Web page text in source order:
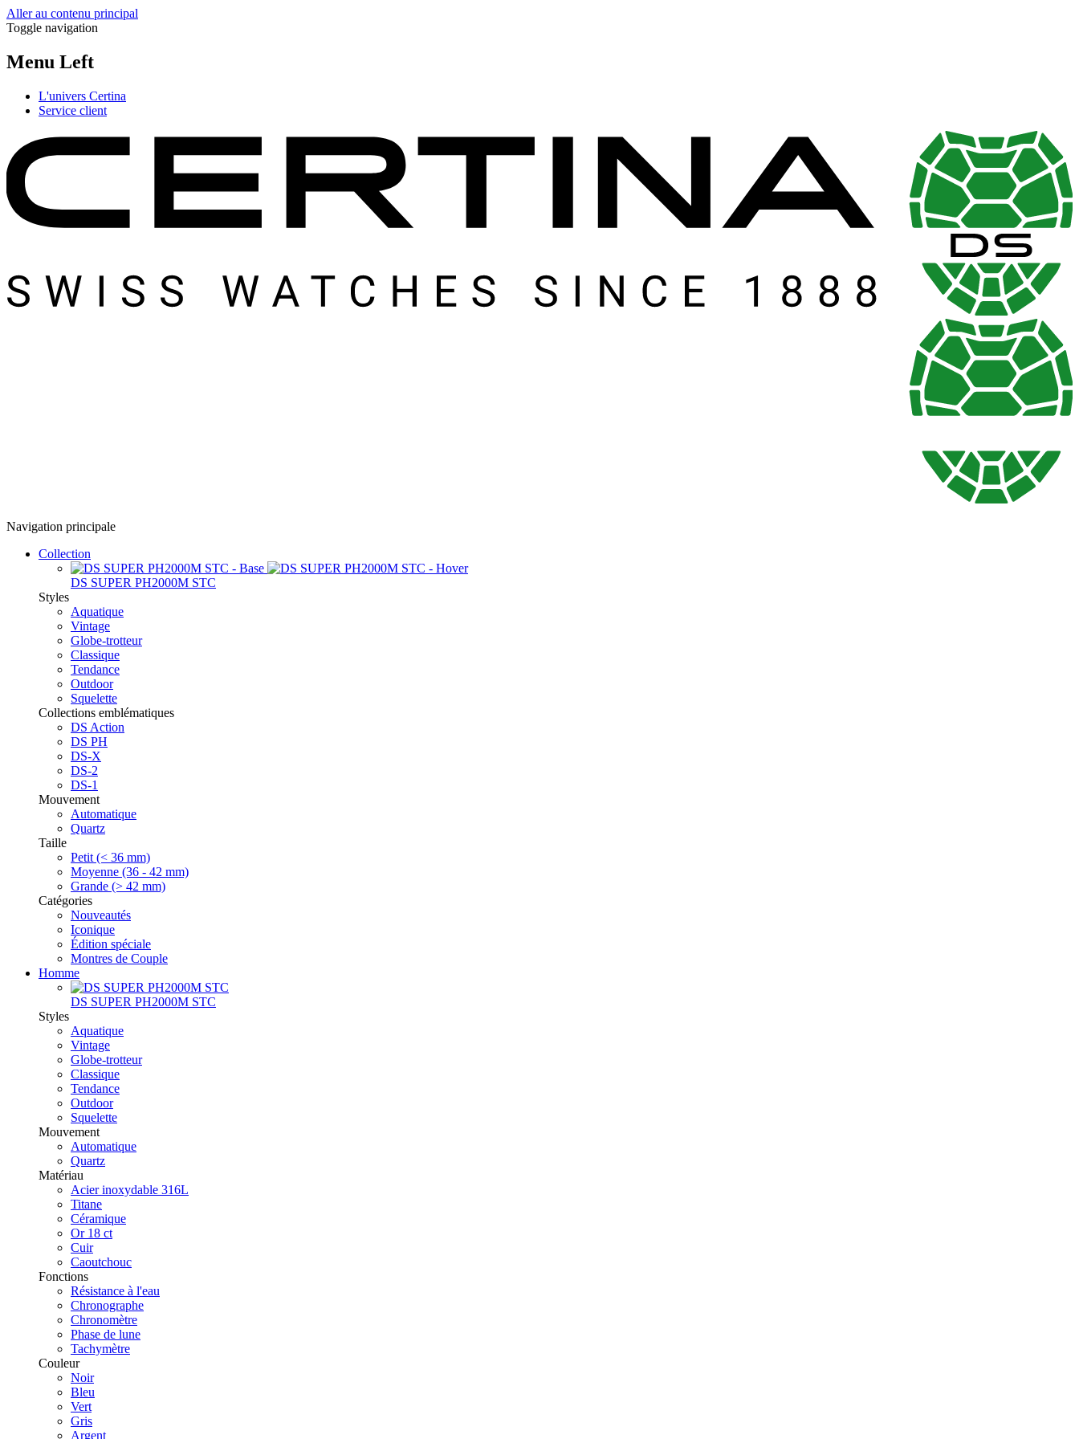
Aller au contenu principal
Toggle navigation
Menu Left
L'univers Certina
Service client
Navigation principale
Collection
DS SUPER PH2000M STC
Styles
Aquatique
Vintage
Globe-trotteur
Classique
Tendance
Outdoor
Squelette
Collections emblématiques
DS Action
DS PH
DS-X
DS-2
DS-1
Mouvement
Automatique
Quartz
Taille
Petit (< 36 mm)
Moyenne (36 - 42 mm)
Grande (> 42 mm)
Catégories
Nouveautés
Iconique
Édition spéciale
Montres de Couple
Homme
DS SUPER PH2000M STC
Styles
Aquatique
Vintage
Globe-trotteur
Classique
Tendance
Outdoor
Squelette
Mouvement
Automatique
Quartz
Matériau
Acier inoxydable 316L
Titane
Céramique
Or 18 ct
Cuir
Caoutchouc
Fonctions
Résistance à l'eau
Chronographe
Chronomètre
Phase de lune
Tachymètre
Couleur
Noir
Bleu
Vert
Gris
Argent